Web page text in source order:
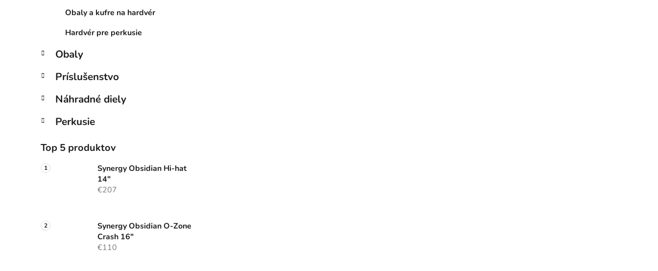
Obaly a kufre na hardvér
Hardvér pre perkusie
Obaly
Príslušenstvo
Náhradné diely
Perkusie
Top 5 produktov
Synergy Obsidian Hi-hat
14"
€207
Synergy Obsidian O-Zone
Crash 16"
€110